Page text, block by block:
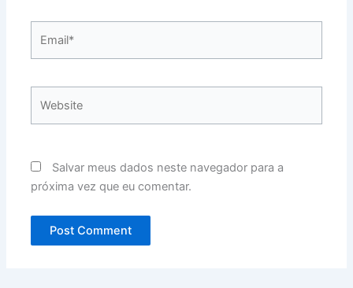
Salvar meus dados neste navegador para a
próxima vez que eu comentar.